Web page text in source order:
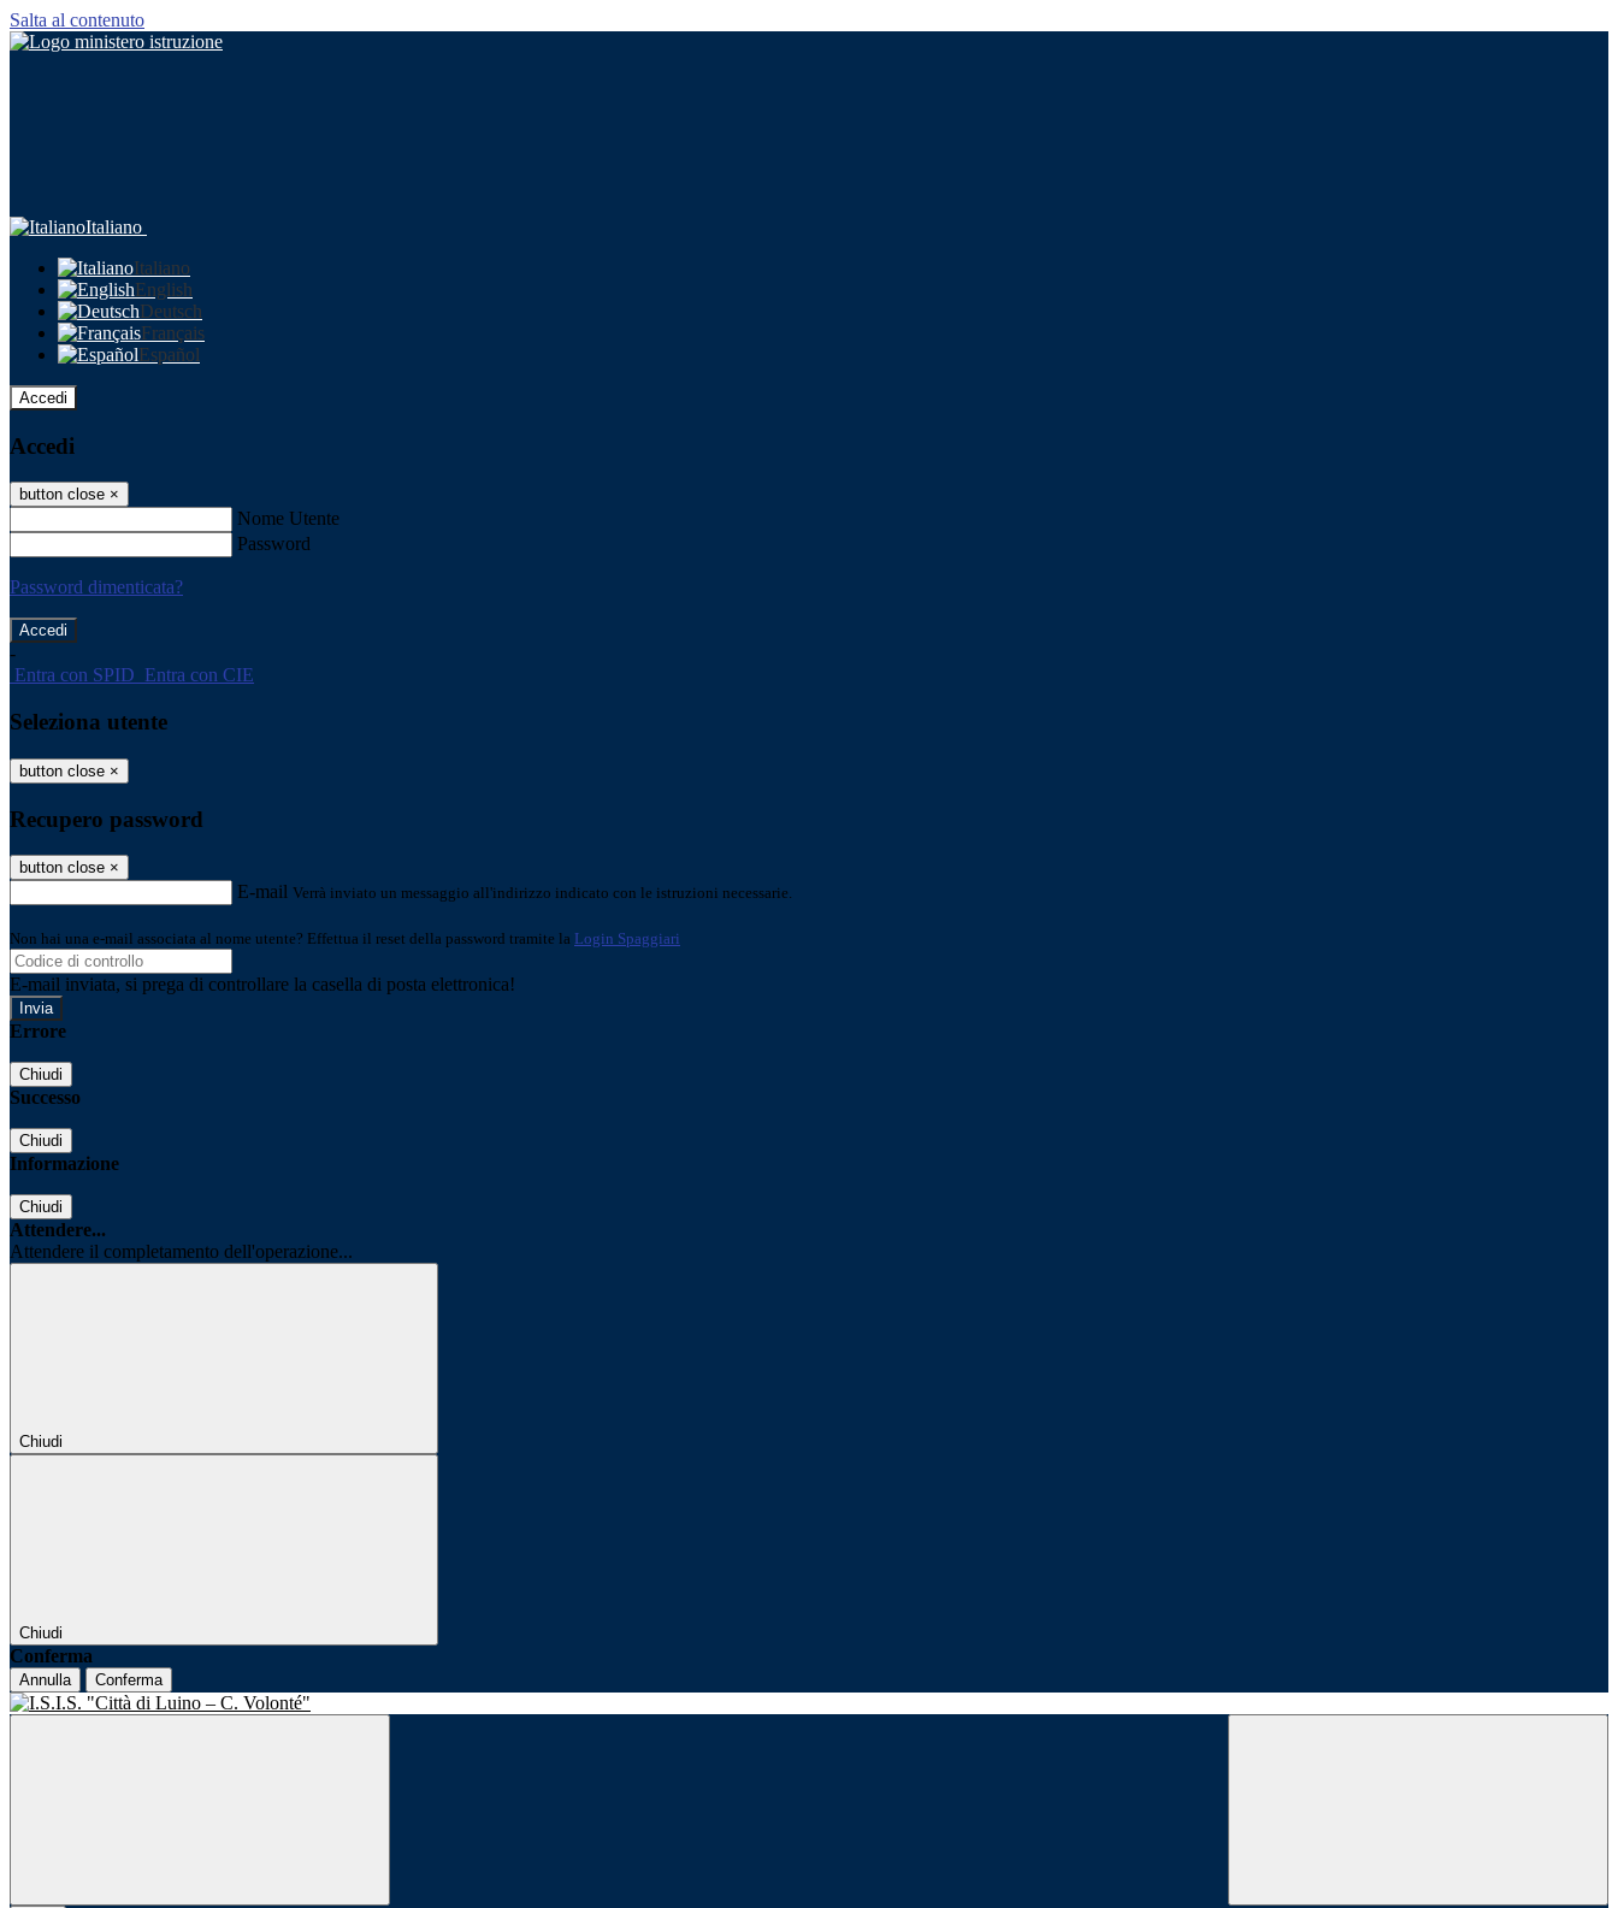
Salta al contenuto
Italiano
Italiano
English
Deutsch
Français
Español
Accedi
Accedi
button close ×
Nome Utente
Password
Password dimenticata?
-
Entra con SPID Entra con CIE
Seleziona utente
button close ×
Recupero password
button close ×
E-mail Verrà inviato un messaggio all'indirizzo indicato con le istruzioni necessarie.
Non hai una e-mail associata al nome utente? Effettua il reset della password tramite la Login Spaggiari
E-mail inviata, si prega di controllare la casella di posta elettronica!
Errore
Chiudi
Successo
Chiudi
Informazione
Chiudi
Attendere...
Attendere il completamento dell'operazione...
Chiudi
Chiudi
Conferma
Annulla Conferma